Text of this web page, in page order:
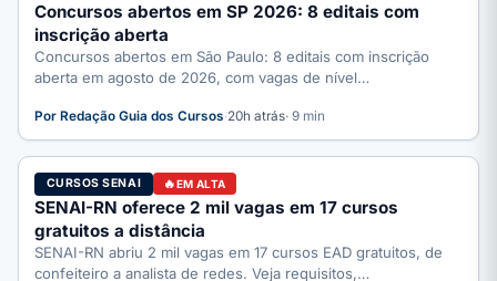
Concursos abertos em SP 2026: 8 editais com
inscrição aberta
Concursos abertos em São Paulo: 8 editais com inscrição
aberta em agosto de 2026, com vagas de nível…
Por Redação Guia dos Cursos·20h atrás· 9 min
CURSOS SENAI EM ALTA
SENAI-RN oferece 2 mil vagas em 17 cursos
gratuitos a distância
SENAI-RN abriu 2 mil vagas em 17 cursos EAD gratuitos, de
confeiteiro a analista de redes. Veja requisitos,…